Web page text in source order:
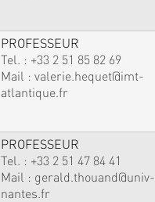
PROFESSEUR
Tel. : +33 2 51 85 82 69
Mail : valerie.hequet@imt-
atlantique.fr
PROFESSEUR
Tel. : +33 2 51 47 84 41
Mail : gerald.thouand@univ-
nantes.fr